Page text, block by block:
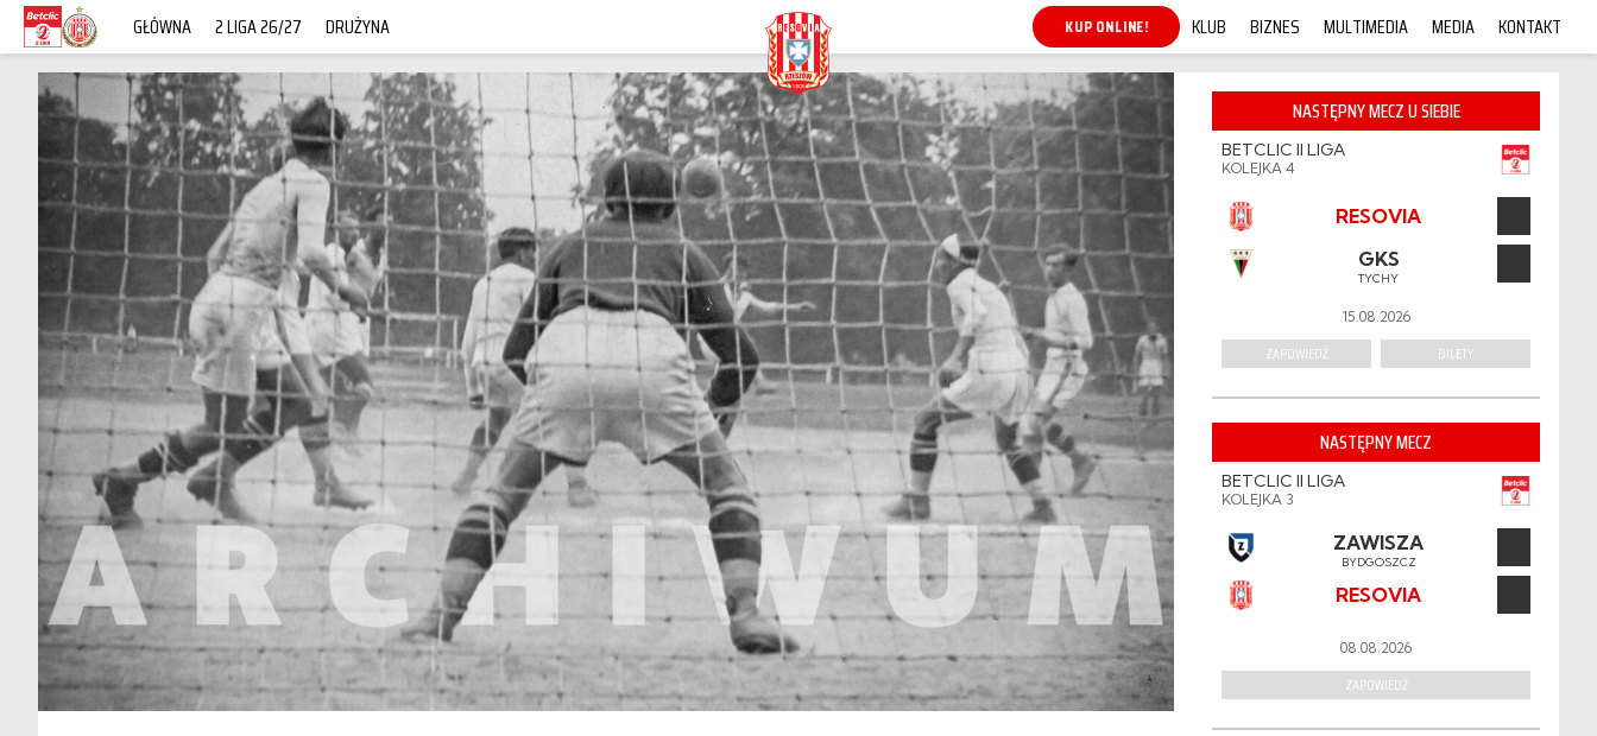
GŁÓWNA 2 LIGA 26/27 DRUŻYNA KUP ONLINE! KLUB BIZNES MULTIMEDIA MEDIA KONTAKT
NASTĘPNY MECZ U SIEBIE
BETCLIC II LIGA
KOLEJKA 4
RESOVIA
GKS
TYCHY
15.08.2026
ZAPOWIEDŹ BILETY
NASTĘPNY MECZ
BETCLIC II LIGA
KOLEJKA 3
ZAWISZA
BYDGOSZCZ
RESOVIA
08.08.2026
ZAPOWIEDŹ